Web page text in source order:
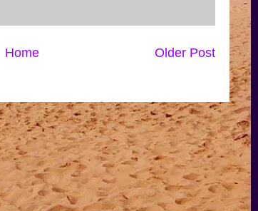
Older Post
Home